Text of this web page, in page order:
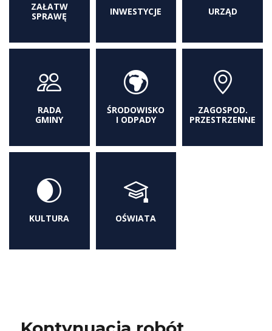
ZAŁATW
SPRAWĘ
INWESTYCJE URZĄD
RADA
GMINY
ŚRODOWISKO
I ODPADY
ZAGOSPOD.
PRZESTRZENNE
KULTURA OŚWIATA